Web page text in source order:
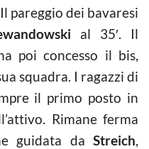
pareggio dei bavaresi
al 35′. Il
poi concesso il bis,
squadra. I ragazzi di
il primo posto in
Rimane ferma
guidata da Streich,